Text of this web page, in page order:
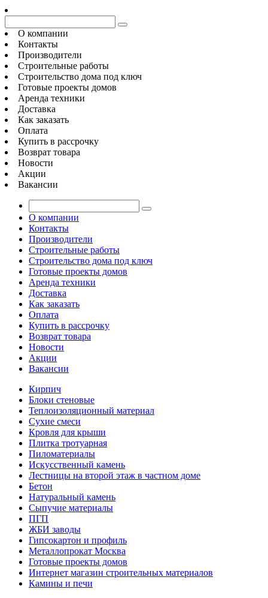
О компании
Контакты
Производители
Строительные работы
Строительство дома под ключ
Готовые проекты домов
Аренда техники
Доставка
Как заказать
Оплата
Купить в рассрочку
Возврат товара
Новости
Акции
Вакансии
О компании
Контакты
Производители
Строительные работы
Строительство дома под ключ
Готовые проекты домов
Аренда техники
Доставка
Как заказать
Оплата
Купить в рассрочку
Возврат товара
Новости
Акции
Вакансии
Кирпич
Блоки стеновые
Теплоизоляционный материал
Сухие смеси
Кровля для крыши
Плитка тротуарная
Пиломатериалы
Искусственный камень
Лестницы на второй этаж в частном доме
Бетон
Натуральный камень
Сыпучие материалы
ПГП
ЖБИ заводы
Гипсокартон и профиль
Металлопрокат Москва
Готовые проекты домов
Интернет магазин строительных материалов
Камины и печи